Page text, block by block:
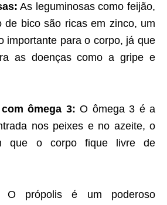
As leguminosas como feijão,
de bico são ricas em zinco, um
importante para o corpo, já que
as doenças como a gripe e
ômega 3: O ômega 3 é a
nos peixes e no azeite, o
que o corpo fique livre de
O própolis é um poderoso